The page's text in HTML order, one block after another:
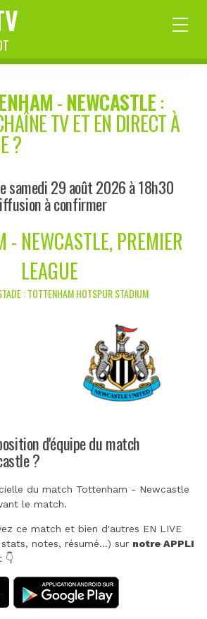
-NEWCASTLE:
TV ET EN DIRECT À
?
samedi 29 août 2026 à 18h30
à confirmer
- NEWCASTLE, PREMIER
LEAGUE
: TOTTENHAM HOTSPUR STADIUM
d'équipe du match
?
du match Tottenham - Newcastle
le match.
ce match et bien d'autres EN LIVE
notes, résumé...) sur notre APPLI
👇